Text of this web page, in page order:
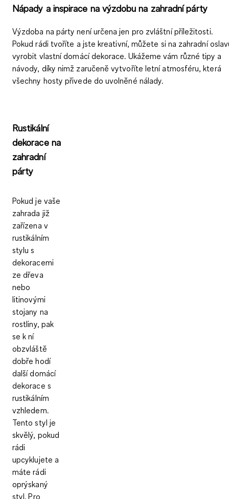
Nápady a inspirace na výzdobu na zahradní párty
Výzdoba na párty není určena jen pro zvláštní příležitosti.
Pokud rádi tvoříte a jste kreativní, můžete si na zahradní
vyrobit vlastní domácí dekorace. Ukážeme vám různé tipy a
návody, díky nimž zaručeně vytvoříte letní atmosféru, která
všechny hosty přivede do uvolněné nálady.
Rustikální
dekorace na
zahradní
párty
Pokud je vaše
zahrada již
zařízena v
rustikálním
stylu s
dekoracemi
ze dřeva
nebo
litinovými
stojany na
rostliny, pak
se k ní
obzvláště
dobře hodí
další domácí
dekorace s
rustikálním
vzhledem.
Tento styl je
skvělý, pokud
rádi
upcyklujete a
máte rádi
oprýskaný
styl. Pro